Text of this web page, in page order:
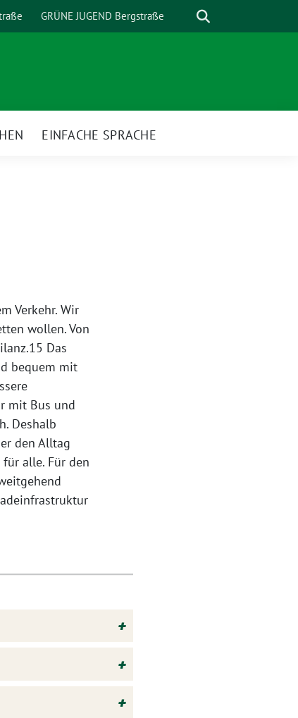
GRÜNE JUGEND Bergstraße Suche
EINFACHE SPRACHE
Verkehr. Wir
wollen. Von
Das
bequem mit
mit Bus und
Deshalb
den Alltag
alle. Für den
+
+
+